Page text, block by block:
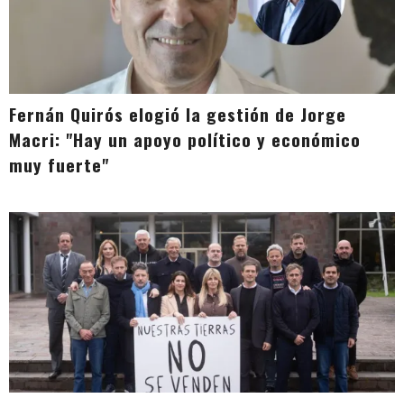
Fernán Quirós elogió la gestión de Jorge
Macri: "Hay un apoyo político y económico
muy fuerte"